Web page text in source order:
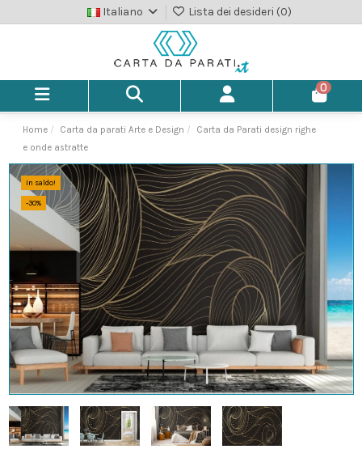
Italiano Lista dei desideri (0)
0
Home Carta da parati Arte e Design
Carta da Parati design righe
e onde astratte
In saldo!
-30%